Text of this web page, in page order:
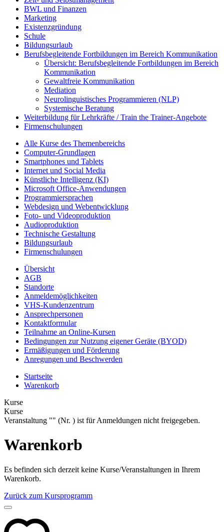
BWL und Finanzen
Marketing
Existenzgründung
Schule
Bildungsurlaub
Berufsbegleitende Fortbildungen im Bereich Kommunikation
Übersicht: Berufsbegleitende Fortbildungen im Bereich
Kommunikation
Gewaltfreie Kommunikation
Mediation
Neurolinguistisches Programmieren (NLP)
Systemische Beratung
Weiterbildung für Lehrkräfte / Train the Trainer-Angebote
Firmenschulungen
Alle Kurse des Themenbereichs
Computer-Grundlagen
Smartphones und Tablets
Internet und Social Media
Künstliche Intelligenz (KI)
Microsoft Office-Anwendungen
Programmiersprachen
Webdesign und Webentwicklung
Foto- und Videoproduktion
Audioproduktion
Technische Gestaltung
Bildungsurlaub
Firmenschulungen
Übersicht
AGB
Standorte
Anmeldemöglichkeiten
VHS-Kundenzentrum
Ansprechpersonen
Kontaktformular
Teilnahme an Online-Kursen
Bedingungen zur Nutzung eigener Geräte (BYOD)
Ermäßigungen und Förderung
Anregungen und Beschwerden
Startseite
Warenkorb
Kurse
Kurse
Veranstaltung "" (Nr. ) ist für Anmeldungen nicht freigegeben.
Warenkorb
Es befinden sich derzeit keine Kurse/Veranstaltungen in Ihrem
Warenkorb.
Zurück zum Kursprogramm